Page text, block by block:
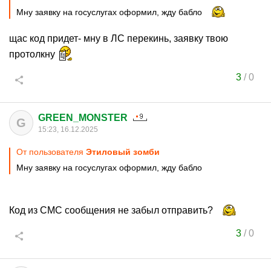
Мну заявку на госуслугах оформил, жду бабло
щас код придет- мну в ЛС перекинь, заявку твою
протолкну
3/0
G GREEN_MONSTER
15:23, 16.12.2025
От пользователя Этиловый зомби
Мну заявку на госуслугах оформил, жду бабло
Код из СМС сообщения не забыл отправить?
3/0